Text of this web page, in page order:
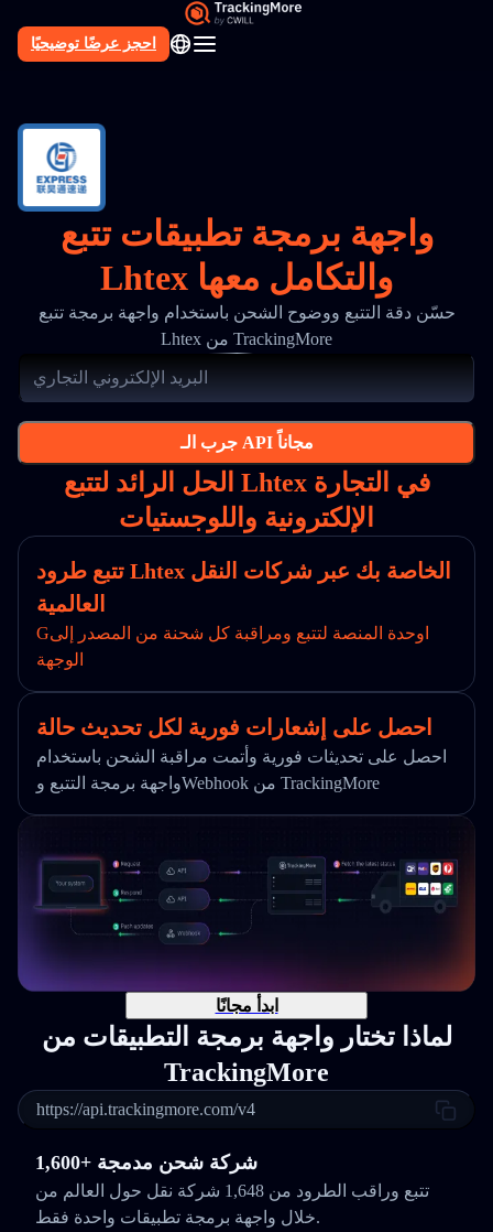
احجز عرضًا توضيحيًا
AR
واجهة برمجة تطبيقات تتبع
Lhtex والتكامل معها
حسّن دقة التتبع ووضوح الشحن باستخدام واجهة برمجة تتبع
Lhtex من TrackingMore
جرب الـ API مجاناً
الحل الرائد لتتبع Lhtex في التجارة
الإلكترونية واللوجستيات
تتبع طرود Lhtex الخاصة بك عبر شركات النقل
العالمية
Gاوحدة المنصة لتتبع ومراقبة كل شحنة من المصدر إلى
الوجهة
احصل على إشعارات فورية لكل تحديث حالة
احصل على تحديثات فورية وأتمت مراقبة الشحن باستخدام
واجهة برمجة التتبع وWebhook من TrackingMore
ابدأ مجانًا
لماذا تختار واجهة برمجة التطبيقات من
TrackingMore
https://api.trackingmore.com/v4
1,600+ شركة شحن مدمجة
تتبع وراقب الطرود من 1,648 شركة نقل حول العالم من
خلال واجهة برمجة تطبيقات واحدة فقط.